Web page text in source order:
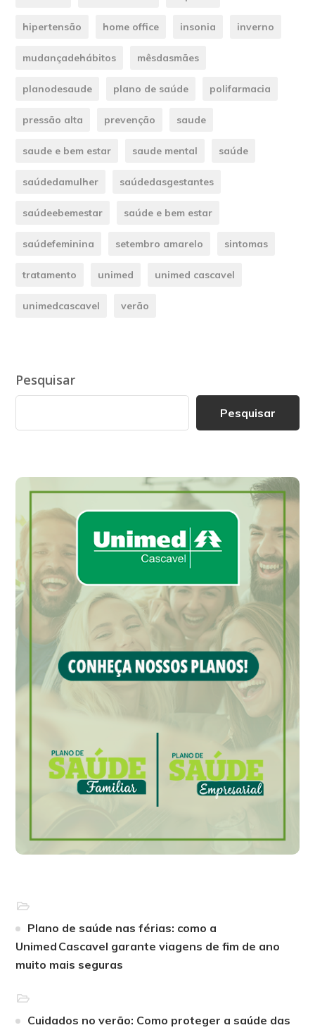
hipertensão home office insonia inverno
mudançadehábitos mêsdasmães
planodesaude plano de saúde polifarmacia
pressão alta prevenção saude
saude e bem estar saude mental saúde
saúdedamulher saúdedasgestantes
saúdeebemestar saúde e bem estar
saúdefeminina setembro amarelo sintomas
tratamento unimed unimed cascavel
unimedcascavel verão
Pesquisar
Pesquisar
Plano de saúde nas férias: como a
Unimed Cascavel garante viagens de fim de ano
muito mais seguras
Cuidados no verão: Como proteger a saúde das